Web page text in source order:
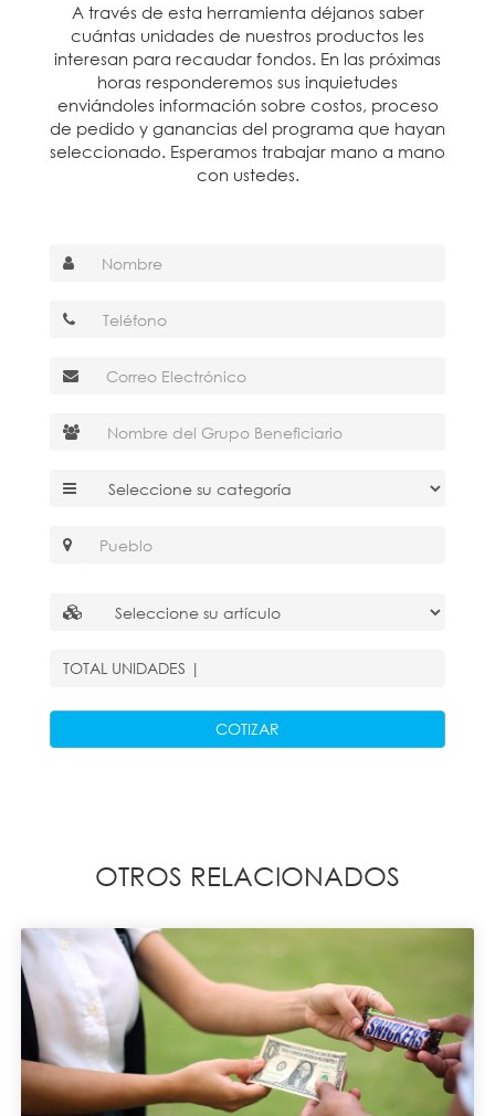
A través de esta herramienta déjanos saber
cuántas unidades de nuestros productos les
interesan para recaudar fondos. En las próximas
horas responderemos sus inquietudes
enviándoles información sobre costos, proceso
de pedido y ganancias del programa que hayan
seleccionado. Esperamos trabajar mano a mano
con ustedes.
TOTAL UNIDADES |
COTIZAR
OTROS RELACIONADOS